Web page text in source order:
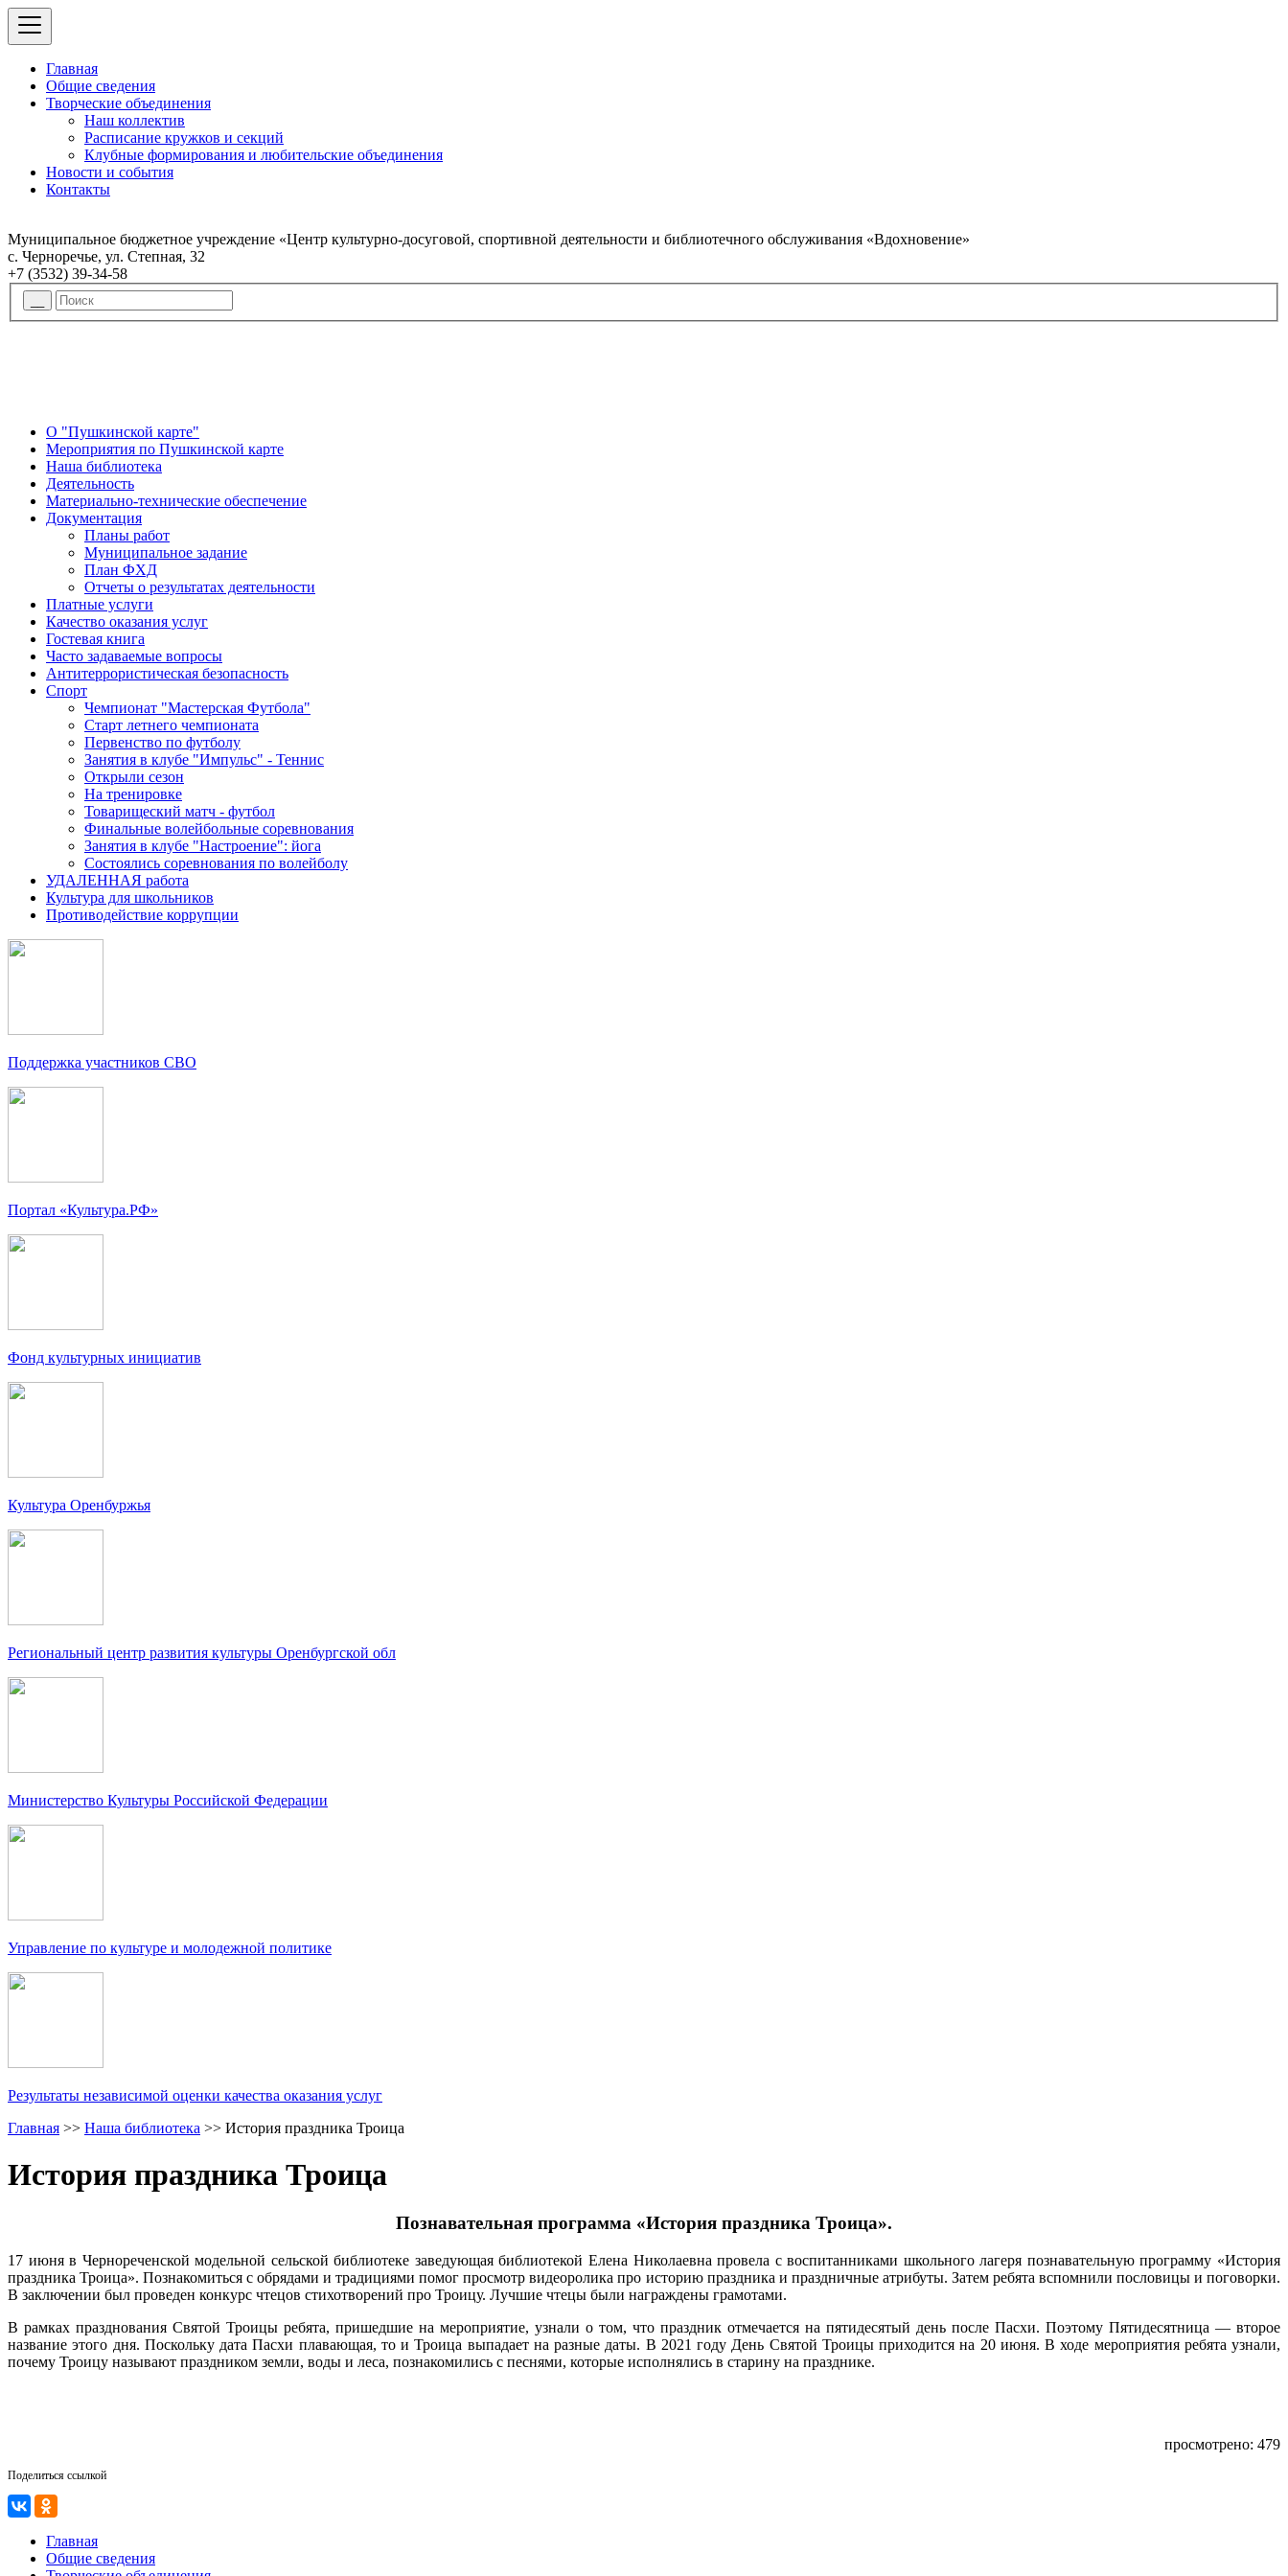
Главная
Общие сведения
Творческие объединения
Наш коллектив
Расписание кружков и секций
Клубные формирования и любительские объединения
Новости и события
Контакты
Муниципальное бюджетное учреждение «Центр культурно-досуговой, спортивной деятельности и библиотечного обслуживания «Вдохновение»
с. Черноречье, ул. Степная, 32
+7 (3532) 39-34-58
О "Пушкинской карте"
Мероприятия по Пушкинской карте
Наша библиотека
Деятельность
Материально-технические обеспечение
Документация
Планы работ
Муниципальное задание
План ФХД
Отчеты о результатах деятельности
Платные услуги
Качество оказания услуг
Гостевая книга
Часто задаваемые вопросы
Антитеррористическая безопасность
Спорт
Чемпионат "Мастерская Футбола"
Старт летнего чемпионата
Первенство по футболу
Занятия в клубе "Импульс" - Теннис
Открыли сезон
На тренировке
Товарищеский матч - футбол
Финальные волейбольные соревнования
Занятия в клубе "Настроение": йога
Состоялись соревнования по волейболу
УДАЛЕННАЯ работа
Культура для школьников
Противодействие коррупции
Поддержка участников СВО
Портал «Культура.РФ»
Фонд культурных инициатив
Культура Оренбуржья
Региональный центр развития культуры Оренбургской обл
Министерство Культуры Российской Федерации
Управление по культуре и молодежной политике
Результаты независимой оценки качества оказания услуг
Главная >> Наша библиотека >> История праздника Троица
История праздника Троица
Познавательная программа «История праздника Троица».
17 июня в Чернореченской модельной сельской библиотеке заведующая библиотекой Елена Николаевна провела с воспитанниками школьного лагеря познавательную программу «История
праздника Троица». Познакомиться с обрядами и традициями помог просмотр видеоролика про историю праздника и праздничные атрибуты. Затем ребята вспомнили пословицы и поговорки.
В заключении был проведен конкурс чтецов стихотворений про Троицу. Лучшие чтецы были награждены грамотами.
В рамках празднования Святой Троицы ребята, пришедшие на мероприятие, узнали о том, что праздник отмечается на пятидесятый день после Пасхи. Поэтому Пятидесятница — второе
название этого дня. Поскольку дата Пасхи плавающая, то и Троица выпадает на разные даты. В 2021 году День Святой Троицы приходится на 20 июня. В ходе мероприятия ребята узнали,
почему Троицу называют праздником земли, воды и леса, познакомились с песнями, которые исполнялись в старину на празднике.
просмотрено: 479
Поделиться ссылкой
Главная
Общие сведения